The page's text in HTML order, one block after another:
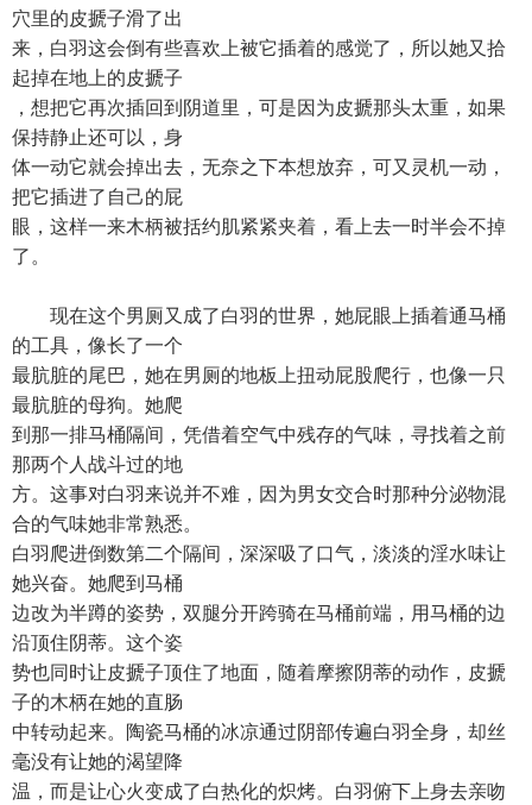
穴里的皮搋子滑了出
来，白羽这会倒有些喜欢上被它插着的感觉了，所以她又拾
起掉在地上的皮搋子
，想把它再次插回到阴道里，可是因为皮搋那头太重，如果
保持静止还可以，身
体一动它就会掉出去，无奈之下本想放弃，可又灵机一动，
把它插进了自己的屁
眼，这样一来木柄被括约肌紧紧夹着，看上去一时半会不掉
了。
现在这个男厕又成了白羽的世界，她屁眼上插着通马桶
的工具，像长了一个
最肮脏的尾巴，她在男厕的地板上扭动屁股爬行，也像一只
最肮脏的母狗。她爬
到那一排马桶隔间，凭借着空气中残存的气味，寻找着之前
那两个人战斗过的地
方。这事对白羽来说并不难，因为男女交合时那种分泌物混
合的气味她非常熟悉。
白羽爬进倒数第二个隔间，深深吸了口气，淡淡的淫水味让
她兴奋。她爬到马桶
边改为半蹲的姿势，双腿分开跨骑在马桶前端，用马桶的边
沿顶住阴蒂。这个姿
势也同时让皮搋子顶住了地面，随着摩擦阴蒂的动作，皮搋
子的木柄在她的直肠
中转动起来。陶瓷马桶的冰凉通过阴部传遍白羽全身，却丝
毫没有让她的渴望降
温，而是让心火变成了白热化的炽烤。白羽俯下上身去亲吻